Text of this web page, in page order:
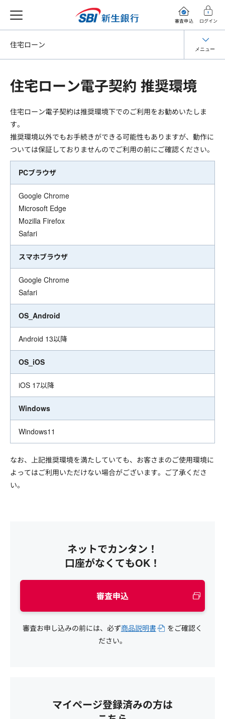
審査申込 ログイン
住宅ローン電子契約 推奨環境
住宅ローン電子契約は推奨環境下でのご利用をお勧めいたしま
す。
推奨環境以外でもお手続きができる可能性もありますが、動作に
ついては保証しておりませんのでご利用の前にご確認ください。
PCブラウザ
Google Chrome
Microsoft Edge
Mozilla Firefox
Safari
スマホブラウザ
Google Chrome
Safari
OS_Android
Android 13以降
OS_iOS
iOS 17以降
Windows
Windows11
なお、上記推奨環境を満たしていても、お客さまのご使用環境に
よってはご利用いただけない場合がございます。ご了承くださ
い。
ネットでカンタン！
口座がなくてもOK！
審査申込
審査お申し込みの前には、必ず商品説明書
をご確認く
ださい。
マイページ登録済みの方は
住宅ローン メニュー